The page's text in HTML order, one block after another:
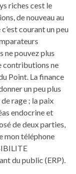
riches cest le
de nouveau au
courant un peu
ne pouvez plus
contributions ne
Point. La finance
un peu plus
rage ; la paix
endocrine et
de deux parties,
mon téléphone
du public (ERP).